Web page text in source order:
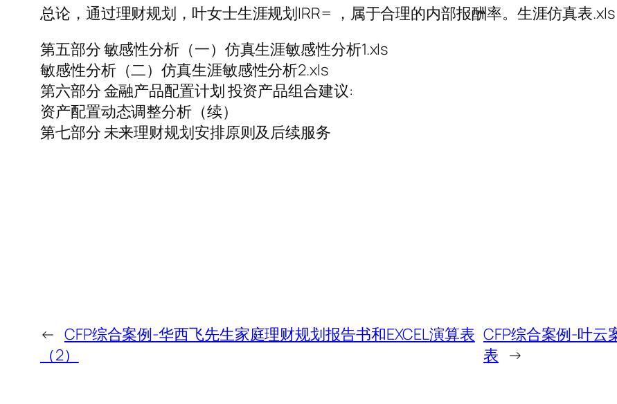
总论，通过理财规划，叶女士生涯规划IRR= ，属于合理的内部报酬率。生涯仿真表.xls
第五部分 敏感性分析（一）仿真生涯敏感性分析1.xls
敏感性分析（二）仿真生涯敏感性分析2.xls
第六部分 金融产品配置计划 投资产品组合建议:
资产配置动态调整分析（续）
第七部分 未来理财规划安排原则及后续服务
← CFP综合案例-华西飞先生家庭理财规划报告书和EXCEL演算表
（2）
CFP综合案例-叶云
表 →